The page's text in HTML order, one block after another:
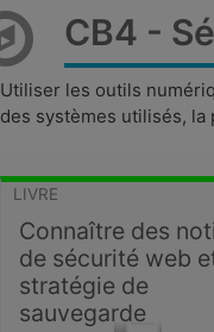
CB4 -
Utiliser les outils
des systèmes utilisés,
LIVRE
Connaître des
de sécurité web
stratégie de
sauvegarde